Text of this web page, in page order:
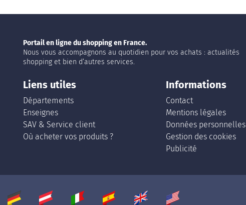
Portail en ligne du shopping en France.
Nous vous accompagnons au quotidien pour vos achats : actualités
shopping et bien d’autres services.
Liens utiles
Départements
Enseignes
SAV & Service client
Où acheter vos produits ?
Informations
Contact
Mentions légales
Données personnelles
Gestion des cookies
Publicité